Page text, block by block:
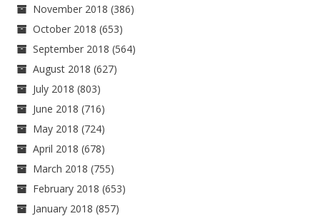
November 2018 (386)
October 2018 (653)
September 2018 (564)
August 2018 (627)
July 2018 (803)
June 2018 (716)
May 2018 (724)
April 2018 (678)
March 2018 (755)
February 2018 (653)
January 2018 (857)